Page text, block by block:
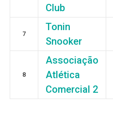
Club
7
Tonin
Snooker
8
Associação
Atlética
Comercial 2